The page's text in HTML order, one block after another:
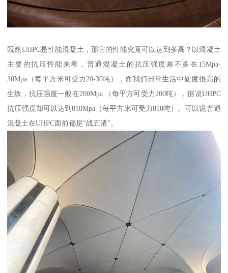
既然UHPC是性能混凝土，那它的性能究竟可以达到多高？以混凝土
主要的抗压性能来看，普通混凝土的抗压强度差不多在15Mpa-
30Mpa（每平方米可受力20-30吨），而我们日常生活中硬度很高的
生铁，抗压强度一般在200Mpa （每平方可受力200吨），据说UHPC
抗压强度却可以达到810Mpa（每平方米可受力810吨）。可以说普通
混凝土在UHPC面前都是“战五渣”。